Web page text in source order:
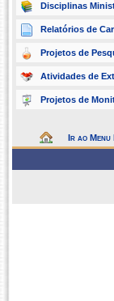
Disciplinas
Relatórios de
Projetos de
Atividades de
Projetos de
Ir ao Menu